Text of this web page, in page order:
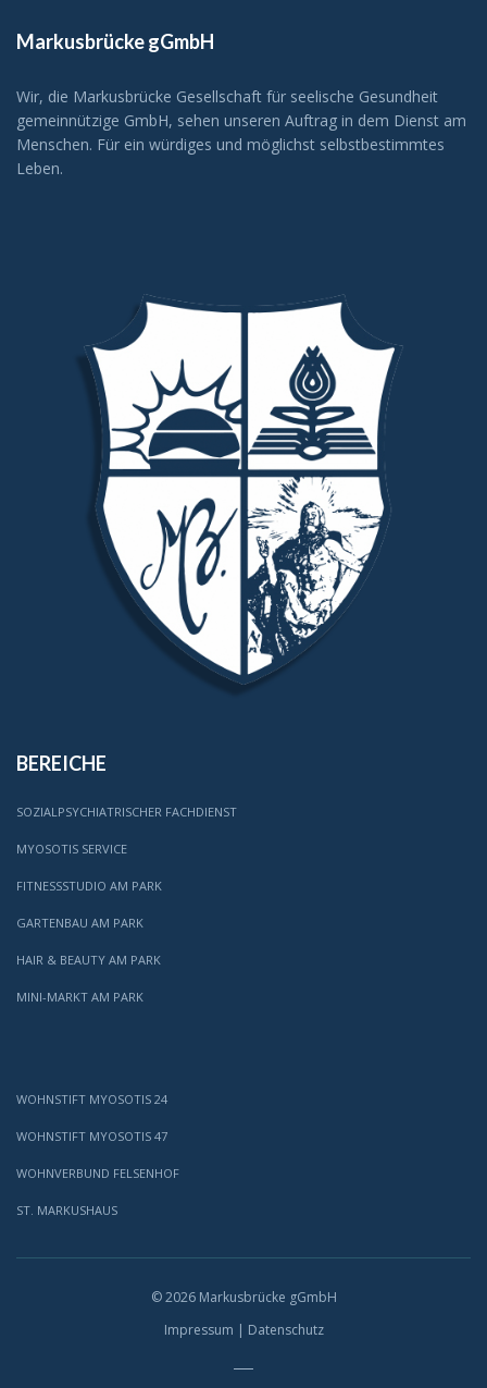
Markusbrücke gGmbH
Wir, die Markusbrücke Gesellschaft für seelische Gesundheit
gemeinnützige GmbH, sehen unseren Auftrag in dem Dienst am
Menschen. Für ein würdiges und möglichst selbstbestimmtes
Leben.
BEREICHE
SOZIALPSYCHIATRISCHER FACHDIENST
MYOSOTIS SERVICE
FITNESSSTUDIO AM PARK
GARTENBAU AM PARK
HAIR & BEAUTY AM PARK
MINI-MARKT AM PARK
WOHNSTIFT MYOSOTIS 24
WOHNSTIFT MYOSOTIS 47
WOHNVERBUND FELSENHOF
ST. MARKUSHAUS
© 2026 Markusbrücke gGmbH
Impressum | Datenschutz